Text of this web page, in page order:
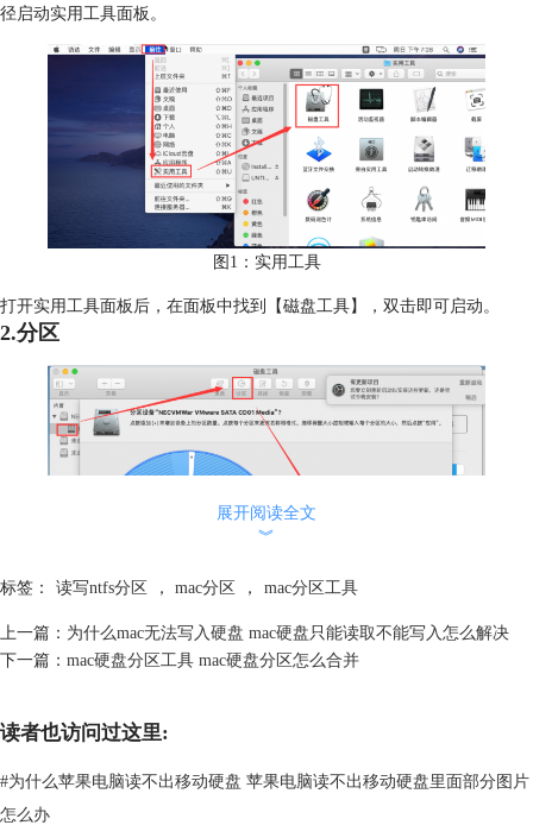
径启动实用工具面板。
图1：实用工具
打开实用工具面板后，在面板中找到【磁盘工具】，双击即可启动。
2.分区
启动磁盘工具后，先在磁盘工具左侧列表内选中待进行分区的磁盘。然
后，单击右侧顶部菜单栏【分区】，便可在【分区信息】位置设置分区的
名称、格式以及大小。
展开阅读全文
︾
标签： 读写ntfs分区 ， mac分区 ， mac分区工具
上一篇： 为什么mac无法写入硬盘 mac硬盘只能读取不能写入怎么解决
下一篇： mac硬盘分区工具 mac硬盘分区怎么合并
读者也访问过这里:
#为什么苹果电脑读不出移动硬盘 苹果电脑读不出移动硬盘里面部分图片
怎么办